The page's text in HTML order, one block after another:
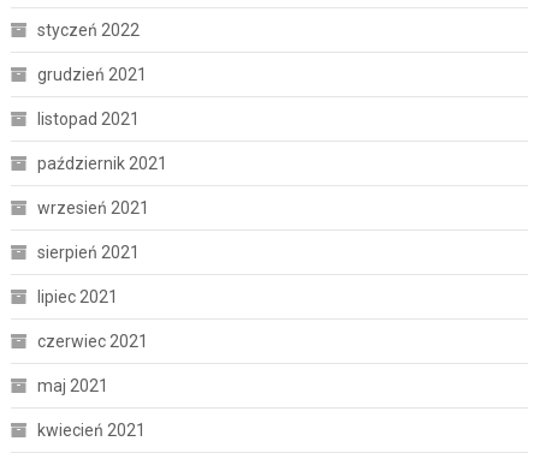
styczeń 2022
grudzień 2021
listopad 2021
październik 2021
wrzesień 2021
sierpień 2021
lipiec 2021
czerwiec 2021
maj 2021
kwiecień 2021